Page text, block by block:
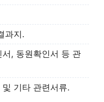
과지.
, 동원확인서 등 관
기타 관련서류.